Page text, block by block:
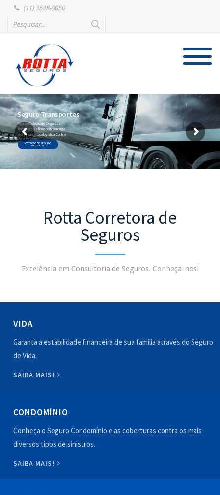
(11) 3648-9050
Seguro Transportes
Faça sua Cotação de Seguro de
Transportes e fique com sua carga
protegida em toda logística. Confira!
COTAÇÃO DE SEGURO
DE CARGAS
Rotta Corretora de
Seguros
Excelência em Consultoria de Seguros. Conheça-nos!
VIDA
Garanta a estabilidade financeira de sua família através do Seguro
de Vida.
SAIBA MAIS!
CONDOMÍNIO
Conheça o Seguro Condomínio e as coberturas contra os mais
diversos tipos de sinistros.
SAIBA MAIS!